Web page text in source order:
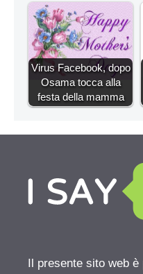
Virus Facebook, dopo
Osama tocca alla
festa della mamma
Il presente sito web è